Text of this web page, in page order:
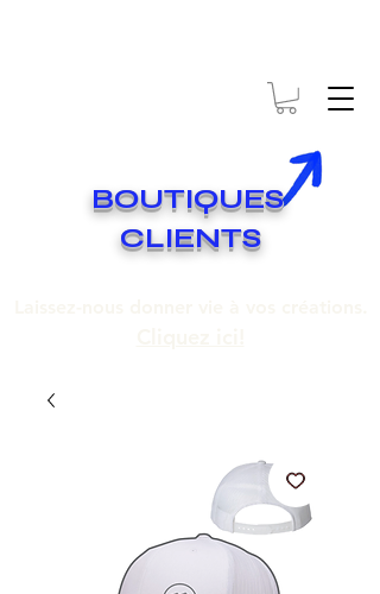
BOUTIQUES
CLIENTS